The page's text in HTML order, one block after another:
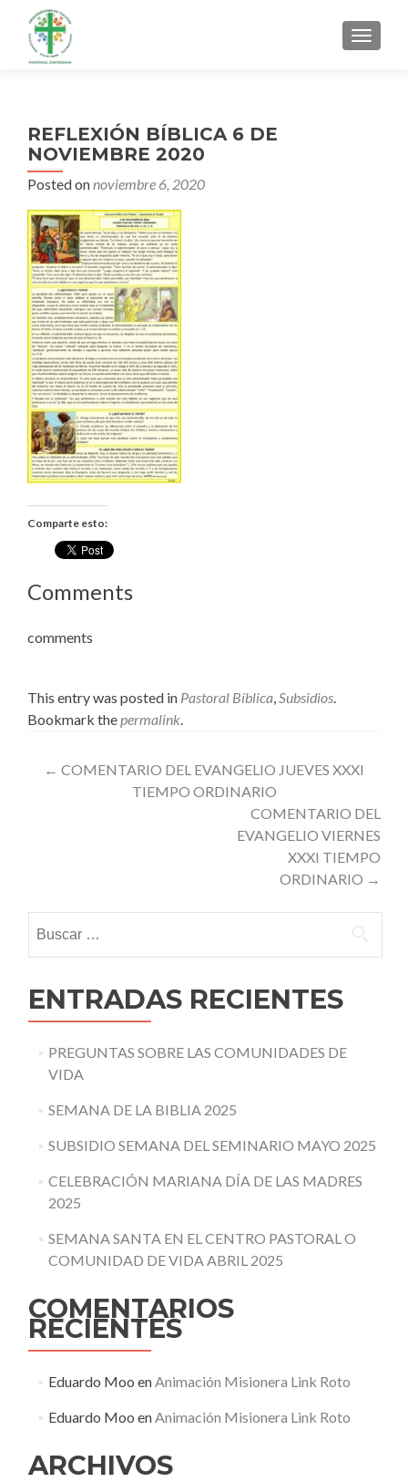
MENU
REFLEXIÓN BÍBLICA 6 DE
NOVIEMBRE 2020
Posted onnoviembre 6, 2020
Comparte esto:
Comments
comments
This entry was posted in Pastoral Bíblica,Subsidios.
Bookmark thepermalink.
Post
navigation
← COMENTARIO DEL EVANGELIO JUEVES XXXI
TIEMPO ORDINARIO
COMENTARIO DEL
EVANGELIO VIERNES
XXXI TIEMPO
ORDINARIO →
ENTRADAS RECIENTES
PREGUNTAS SOBRE LAS COMUNIDADES DE
VIDA
SEMANA DE LA BIBLIA 2025
SUBSIDIO SEMANA DEL SEMINARIO MAYO 2025
CELEBRACIÓN MARIANA DÍA DE LAS MADRES
2025
SEMANA SANTA EN EL CENTRO PASTORAL O
COMUNIDAD DE VIDA ABRIL 2025
COMENTARIOS
RECIENTES
Eduardo Moo enAnimación Misionera Link Roto
Eduardo Moo enAnimación Misionera Link Roto
ARCHIVOS